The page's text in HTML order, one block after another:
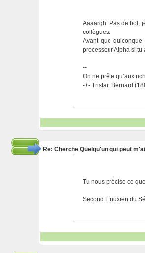
Aaaargh. Pas de bol,
collègues.
Avant que quiconque
processeur Alpha si tu
--
On ne prête qu’aux
-+- Tristan Bernard
Re: Cherche Quelqu'un qui peut
Tu nous précise ce
Second Linuxien du